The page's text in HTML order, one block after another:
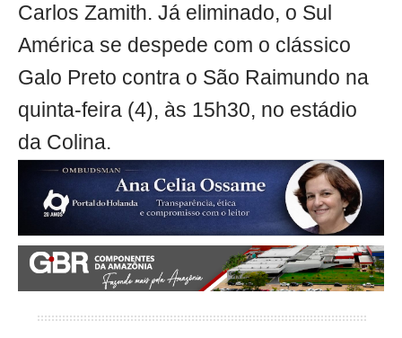
Carlos Zamith. Já eliminado, o Sul
América se despede com o clássico
Galo Preto contra o São Raimundo na
quinta-feira (4), às 15h30, no estádio
da Colina.